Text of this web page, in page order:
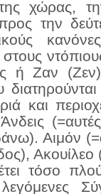
χώρας,
την
ντόπιους
ή Ζαν
και
Αιμόν
Ακουίλεο
τόσο